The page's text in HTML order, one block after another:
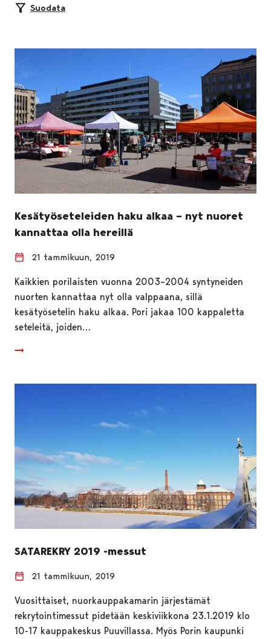
Suodata
Kesätyöseteleiden haku alkaa – nyt nuoret
kannattaa olla hereillä
21 tammikuun, 2019
Kaikkien porilaisten vuonna 2003–2004 syntyneiden
nuorten kannattaa nyt olla valppaana, sillä
kesätyösetelin haku alkaa. Pori jakaa 100 kappaletta
seteleitä, joiden…
SATAREKRY 2019 -messut
21 tammikuun, 2019
Vuosittaiset, nuorkauppakamarin järjestämät
rekrytointimessut pidetään keskiviikkona 23.1.2019 klo
10-17 kauppakeskus Puuvillassa. Myös Porin kaupunki